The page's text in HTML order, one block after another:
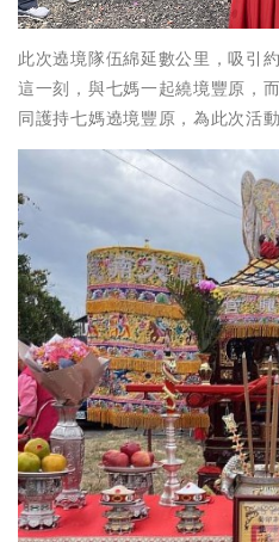
此次遶境隊伍綿延數公里，吸引
這一刻，與七媽一起繞境豐原，
同護持七媽遶境豐原，為此次活